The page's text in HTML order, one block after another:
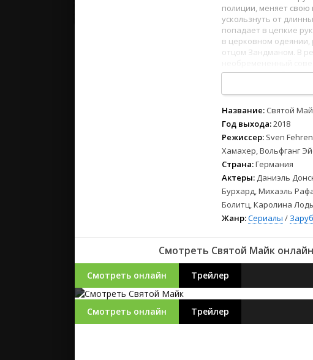
2022
2021
Зарубежные
полиции, меняет свою
ускользнуть от
попадает в цепкие
в церковном
отцом Зандманом. В
городе Лейтерберг.
Название: Святой
Год выхода:2018
Режиссер: Sven
Хамахер, Вольфганг
Страна:Германия
Актеры: Даниэль
Бурхард, Михаэль
Болитц, Каролина
Жанр:Сериалы /
Смотреть Святой Майк
Смотреть онлайн Трейлер
Смотреть онлайн Трейлер